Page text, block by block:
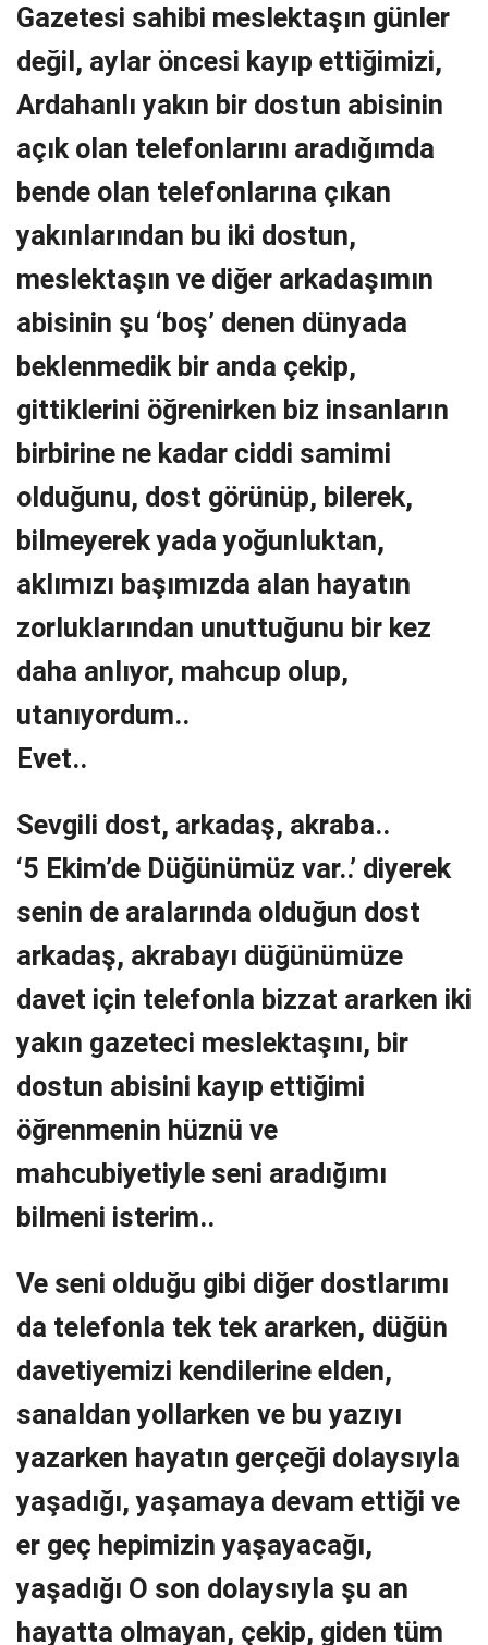
Gazetesi sahibi meslektaşın günler
değil, aylar öncesi kayıp ettiğimizi,
Ardahanlı yakın bir dostun abisinin
açık olan telefonlarını aradığımda
bende olan telefonlarına çıkan
yakınlarından bu iki dostun,
meslektaşın ve diğer arkadaşımın
abisinin şu ‘boş’ denen dünyada
beklenmedik bir anda çekip,
gittiklerini öğrenirken biz insanların
birbirine ne kadar ciddi samimi
olduğunu, dost görünüp, bilerek,
bilmeyerek yada yoğunluktan,
aklımızı başımızda alan hayatın
zorluklarından unuttuğunu bir kez
daha anlıyor, mahcup olup,
utanıyordum..
Evet..
Sevgili dost, arkadaş, akraba..
‘5 Ekim’de Düğünümüz var..’ diyerek
senin de aralarında olduğun dost
arkadaş, akrabayı düğünümüze
davet için telefonla bizzat ararken iki
yakın gazeteci meslektaşını, bir
dostun abisini kayıp ettiğimi
öğrenmenin hüznü ve
mahcubiyetiyle seni aradığımı
bilmeni isterim..
Ve seni olduğu gibi diğer dostlarımı
da telefonla tek tek ararken, düğün
davetiyemizi kendilerine elden,
sanaldan yollarken ve bu yazıyı
yazarken hayatın gerçeği dolaysıyla
yaşadığı, yaşamaya devam ettiği ve
er geç hepimizin yaşayacağı,
yaşadığı O son dolaysıyla şu an
hayatta olmayan, çekip, giden tüm